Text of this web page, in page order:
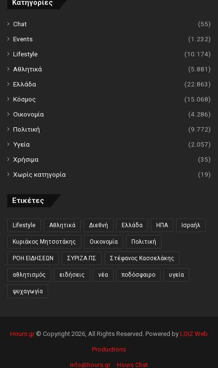
Κατηγορίες
Chat
(55)
Events
(1.232)
Lifestyle
(10.174)
Αθλητικά
(5.881)
Ελλάδα
(22.863)
Κόσμος
(15.068)
Οικονομία
(4.286)
Πολιτική
(9.772)
Υγεία
(2.057)
Χρήσιμα
(35)
Χωρίς κατηγορία
(19)
Ετικέτες
Lifestyle Αθλητικά Διεθνή Ελλάδα ΗΠΑ Ισραήλ
Κυριάκος Μητσοτάκης Οικονομία Πολιτική
ΡΟΗ ΕΙΔΗΣΕΩΝ ΣΥΡΙΖΑ ΠΣ Στέφανος Κασσελάκης
αθλητισμός ειδήσεις νέα ποδόσφαιρο υγεία
ψυχαγωγία
Hours.gr© Copyright 2026, All Rights Reserved. Powered by LOIZ Web
Productions
info@hours.gr Hours Chat